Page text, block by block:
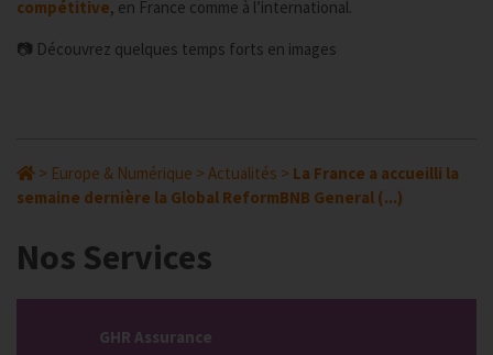
compétitive, en France comme à l’international.
📷 Découvrez quelques temps forts en images
> Europe & Numérique >Actualités > La France a accueilli la
semaine dernière la Global ReformBNB General (...)
Nos Services
GHR Assurance